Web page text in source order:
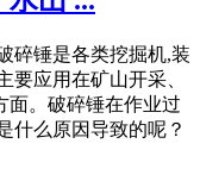
碎锤是各类挖掘机,装
要应用在矿山开采、
面。破碎锤在作业过
什么原因导致的呢？